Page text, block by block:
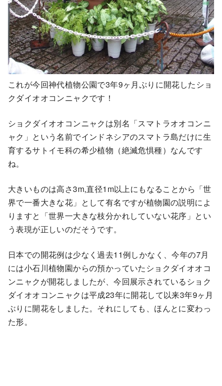
これが今回神代植物公園で3年9ヶ月ぶりに開花したショ
クダイオオコンニャクです！
ショクダイオオコンニャクは別名「スマトラオオコンニ
ャク」という名前でインドネシアのスマトラ島だけに生
育するサトイモ科の希少植物（絶滅危惧種）なんです
ね。
大きいものは高さ3m,直径1m以上にもなることから「世
界で一番大きな花」として有名ですが植物園の説明によ
りますと「世界一大きな枝分かれしていない花序」とい
う表現が正しいのだそうです。
日本での開花例は少なく過去11例しかなく、今年の7月
には小石川植物園からの預かっていたショクダイオオコ
ンニャクが開花しましたが、今回展示されているショク
ダイオオコンニャクは平成23年に開花して以来3年9ヶ月
ぶりに開花をしました。それにしても、ほんとに変わっ
た形。